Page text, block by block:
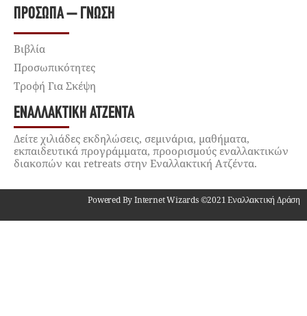
ΠΡΌΣΩΠΑ – ΓΝΏΣΗ
Βιβλία
Προσωπικότητες
Τροφή Για Σκέψη
ΕΝΑΛΛΑΚΤΙΚΉ ΑΤΖΈΝΤΑ
Δείτε χιλιάδες εκδηλώσεις, σεμινάρια, μαθήματα,
εκπαιδευτικά προγράμματα, προορισμούς εναλλακτικών
διακοπών και retreats στην Εναλλακτική Ατζέντα.
Powered By Internet Wizards ©2021 Εναλλακτική Δράση